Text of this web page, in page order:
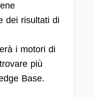
dei risultati di
i motori di
più
Base.